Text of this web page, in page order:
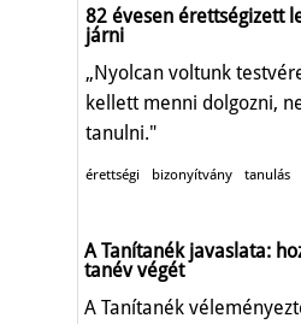
82 évesen érettségizett
járni
„Nyolcan voltunk
kellett menni dolgozni,
tanulni."
érettségi bizonyítvány tanulás
A Tanítanék javaslata:
tanév végét
A Tanítanék